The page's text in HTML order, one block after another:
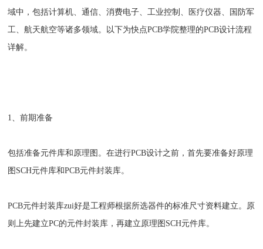
域中，包括计算机、通信、消费电子、工业控制、医疗仪器、国防军
工、航天航空等诸多领域。以下为快点PCB学院整理的PCB设计流程
详解。
1、前期准备
包括准备元件库和原理图。在进行PCB设计之前，首先要准备好原理
图SCH元件库和PCB元件封装库。
PCB元件封装库zui好是工程师根据所选器件的标准尺寸资料建立。原
则上先建立PC的元件封装库，再建立原理图SCH元件库。